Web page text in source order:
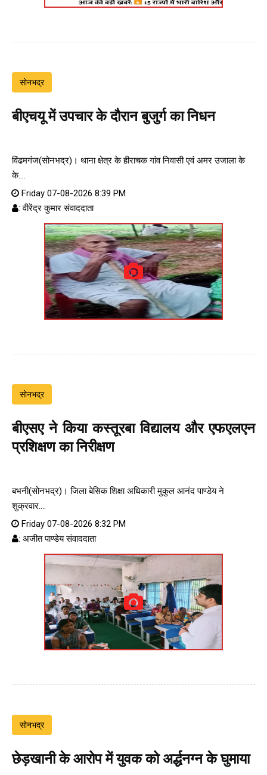
सोनभद्र
बीएचयू में उपचार के दौरान बुजुर्ग का निधन
विंढमगंज(सोनभद्र)। थाना क्षेत्र के हीराचक गांव निवासी एवं अमर उजाला के
के....
Friday 07-08-2026 8:39 PM
: वीरेंद्र कुमार संवाददाता
सोनभद्र
बीएसए ने किया कस्तूरबा विद्यालय और एफएलएन
प्रशिक्षण का निरीक्षण
बभनी(सोनभद्र)। जिला बेसिक शिक्षा अधिकारी मुकुल आनंद पाण्डेय ने
शुक्रवार....
Friday 07-08-2026 8:32 PM
: अजीत पाण्डेय संवाददाता
सोनभद्र
छेड़खानी के आरोप में युवक को अर्द्धनग्न के घुमाया